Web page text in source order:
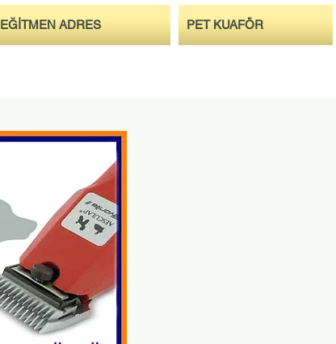
EĞİTMEN ADRES PET KUAFÖR